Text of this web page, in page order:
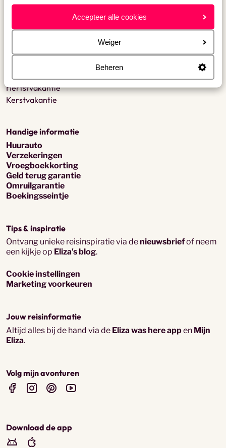
Accepteer alle cookies
Weiger
Beheren
Type vakantie
Voorjaarsvakantie
Zomervakantie
Herfstvakantie
Kerstvakantie
Handige informatie
Huurauto
Verzekeringen
Vroegboekkorting
Geld terug garantie
Omruilgarantie
Boekingsseintje
Tips & inspiratie
Ontvang unieke reisinspiratie via denieuwsbriefof neem
een kijkje op Eliza's blog.
Cookie instellingen
Marketing voorkeuren
Jouw reisinformatie
Altijd alles bij de hand via de Eliza was here appen Mijn
Eliza.
Volg mijn avonturen
Download de app